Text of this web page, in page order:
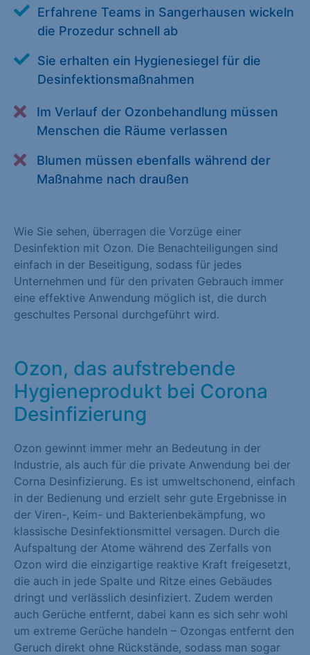
Erfahrene Teams in Sangerhausen wickeln
die Prozedur schnell ab
Sie erhalten ein Hygienesiegel für die
Desinfektionsmaßnahmen
Im Verlauf der Ozonbehandlung müssen
Menschen die Räume verlassen
Blumen müssen ebenfalls während der
Maßnahme nach draußen
Wie Sie sehen, überragen die Vorzüge einer
Desinfektion mit Ozon. Die Benachteiligungen sind
einfach in der Beseitigung, sodass für jedes
Unternehmen und für den privaten Gebrauch immer
eine effektive Anwendung möglich ist, die durch
geschultes Personal durchgeführt wird.
Ozon, das aufstrebende
Hygieneprodukt bei Corona
Desinfizierung
Ozon gewinnt immer mehr an Bedeutung in der
Industrie, als auch für die private Anwendung bei der
Corna Desinfizierung. Es ist umweltschonend, einfach
in der Bedienung und erzielt sehr gute Ergebnisse in
der Viren-, Keim- und Bakterienbekämpfung, wo
klassische Desinfektionsmittel versagen. Durch die
Aufspaltung der Atome während des Zerfalls von
Ozon wird die einzigartige reaktive Kraft freigesetzt,
die auch in jede Spalte und Ritze eines Gebäudes
dringt und verlässlich desinfiziert. Zudem werden
auch Gerüche entfernt, dabei kann es sich sehr wohl
um extreme Gerüche handeln – Ozongas entfernt den
Geruch direkt ohne Rückstände, sodass man sogar
Alle akzeptieren Speichern
Essenziell (1)
Essenzielle Cookies ermöglichen grundlegende Funktionen und
sind für die einwandfreie Funktion der Website erforderlich.
Statistiken (1)
unsere Website nutzen. Statistik Cookies erfassen Informationen
anonym. Diese Informationen helfen uns zu verstehen, wie
unsere Besucher unsere Website nutzen.
Cookie-Informationen anzeigen
verwendet, um personalisierte Werbung anzuzeigen. Sie tun
dies, indem sie Besucher über Websites hinweg verfolgen.
Cookie-Informationen anzeigen
Externe Medien (1)
Inhalte von Videoplattformen und Social-Media-Plattformen
werden standardmäßig blockiert. Wenn Cookies von externen
Medien akzeptiert werden, bedarf der Zugriff auf diese Inhalte
keiner manuellen Einwilligung mehr.
Cookie-Informationen anzeigen
Datenschutzerklärung Impressum